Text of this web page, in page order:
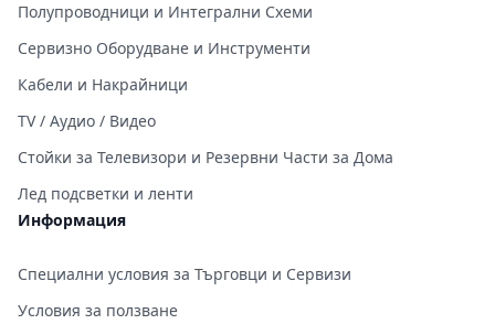
Полупроводници и Интегрални Схеми
Сервизно Оборудване и Инструменти
Кабели и Накрайници
TV / Аудио / Видео
Стойки за Телевизори и Резервни Части за Дома
Лед подсветки и ленти
Информация
Специални условия за Търговци и Сервизи
Условия за ползване